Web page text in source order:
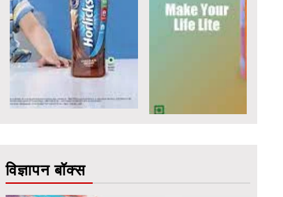
विज्ञापन बॉक्स